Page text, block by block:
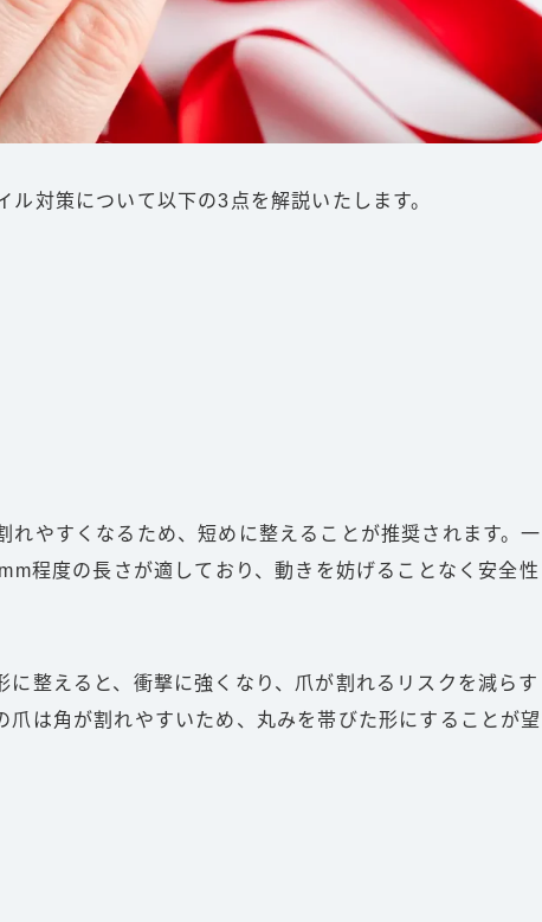
対策について以下の3点を解説いたします。
れやすくなるため、短めに整えることが推奨されます。一
程度の長さが適しており、動きを妨げることなく安全性
に整えると、衝撃に強くなり、爪が割れるリスクを減らす
爪は角が割れやすいため、丸みを帯びた形にすることが望